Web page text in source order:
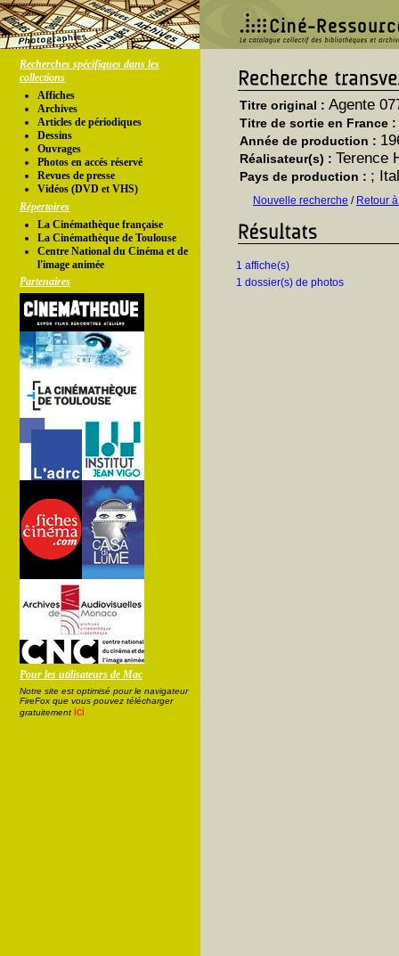
Recherches spécifiques dans les
collections
Affiches
Archives
Articles de périodiques
Dessins
Ouvrages
Photos en accés réservé
Revues de presse
Vidéos (DVD et VHS)
Répertoires
La Cinémathèque française
La Cinémathèque de Toulouse
Centre National du Cinéma et de
l'image animée
Partenaires
Pour les utilisateurs de Mac
Notre site est optimisé pour le navigateur
FireFox que vous pouvez télécharger
gratuitement ici
Titre original : Agente
Titre de sortie en France :
Année de production :
Réalisateur(s) : Terence
Pays de production : ;
Nouvelle recherche / Retour
1 affiche(s)
1 dossier(s) de photos